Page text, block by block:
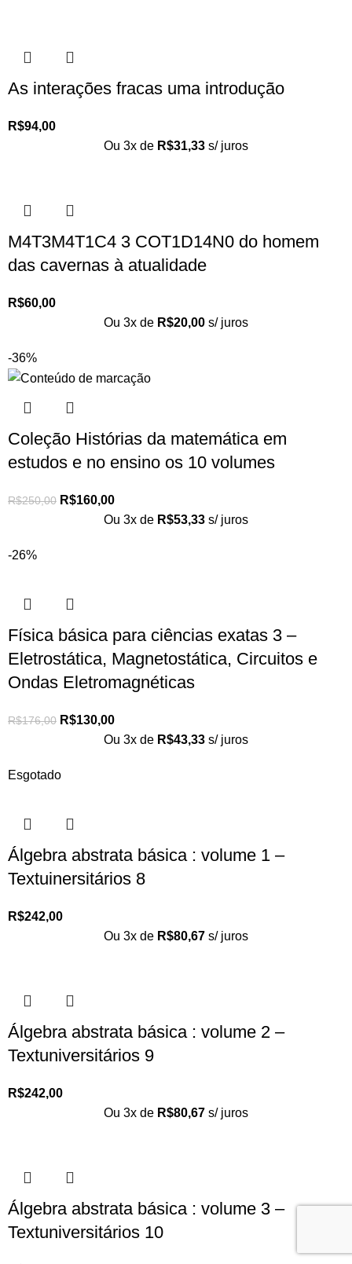
As interações fracas uma introdução
R$94,00
Ou 3x de R$31,33 s/ juros
M4T3M4T1C4 3 COT1D14N0 do homem
das cavernas à atualidade
R$60,00
Ou 3x de R$20,00 s/ juros
-36%
Coleção Histórias da matemática em
estudos e no ensino os 10 volumes
R$250,00 R$160,00
Ou 3x de R$53,33 s/ juros
-26%
Física básica para ciências exatas 3 –
Eletrostática, Magnetostática, Circuitos e
Ondas Eletromagnéticas
R$176,00 R$130,00
Ou 3x de R$43,33 s/ juros
Esgotado
Álgebra abstrata básica : volume 1 –
Textuinersitários 8
R$242,00
Ou 3x de R$80,67 s/ juros
Álgebra abstrata básica : volume 2 –
Textuniversitários 9
R$242,00
Ou 3x de R$80,67 s/ juros
Álgebra abstrata básica : volume 3 –
Textuniversitários 10